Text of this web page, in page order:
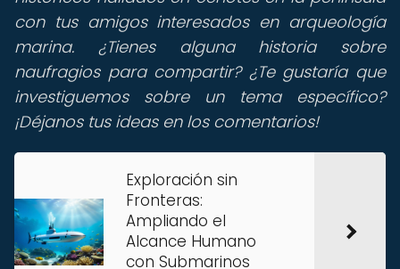
con tus amigos interesados en arqueología
marina. ¿Tienes alguna historia sobre
naufragios para compartir? ¿Te gustaría que
investiguemos sobre un tema específico?
¡Déjanos tus ideas en los comentarios!
Exploración sin
Fronteras:
Ampliando el
Alcance Humano
con Submarinos